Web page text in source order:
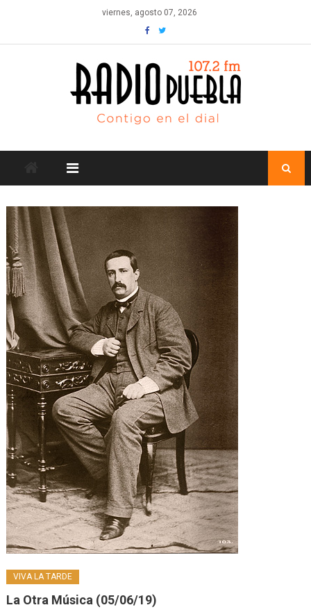
content
viernes, agosto 07, 2026
VIVA LA TARDE
La Otra Música (05/06/19)